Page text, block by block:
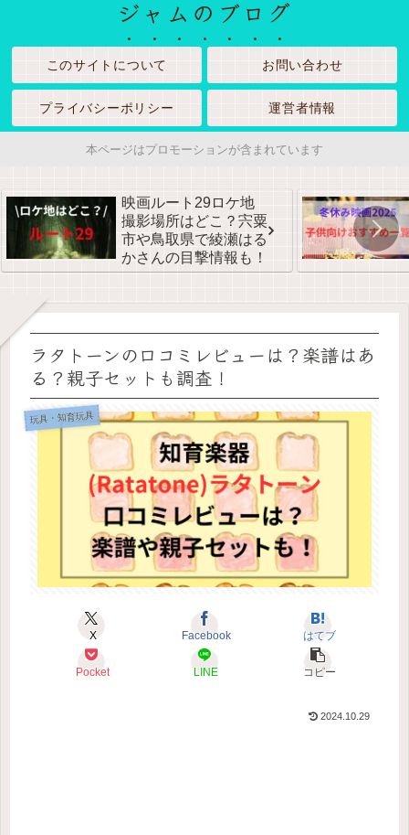
ジャムのブログ
このサイトについて お問い合わせ
プライバシーポリシー 運営者情報
本ページはプロモーションが含まれています
映画ルート29ロケ地
撮影場所はどこ？宍粟
市や鳥取県で綾瀬はる
かさんの目撃情報も！
ラタトーンの口コミレビューは？楽譜はあ
る？親子セットも調査！
玩具・知育玩具
X Facebook はてブ
Pocket LINE コピー
2024.10.29